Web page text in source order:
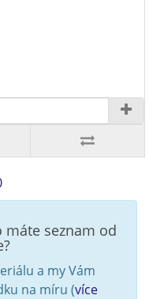
máte seznam od
a my Vám
na míru (více